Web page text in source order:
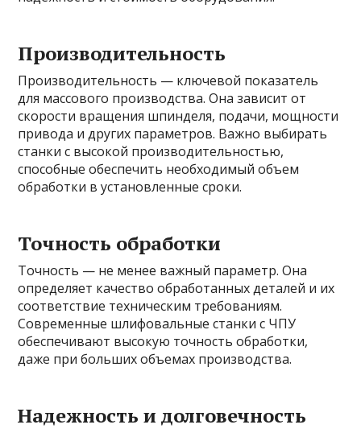
Производительность
Производительность — ключевой показатель
для массового производства. Она зависит от
скорости вращения шпинделя, подачи, мощности
привода и других параметров. Важно выбирать
станки с высокой производительностью,
способные обеспечить необходимый объем
обработки в установленные сроки.
Точность обработки
Точность — не менее важный параметр. Она
определяет качество обработанных деталей и их
соответствие техническим требованиям.
Современные шлифовальные станки с ЧПУ
обеспечивают высокую точность обработки,
даже при больших объемах производства.
Надежность и долговечность